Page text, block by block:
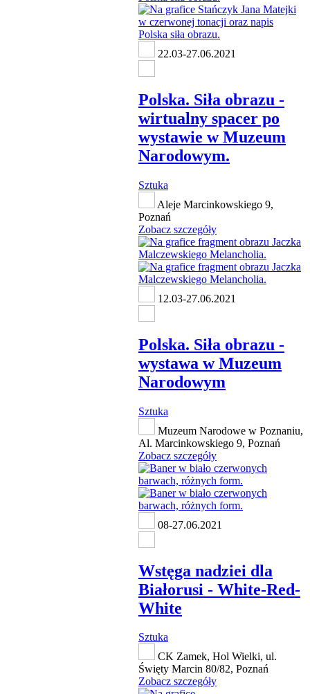
22.03-27.06.2021
Polska. Siła obrazu -
wirtualny spacer po
wystawie w Muzeum
Narodowym.
Sztuka
Aleje Marcinkowskiego 9,
Poznań
Zobacz szczegóły
12.03-27.06.2021
Polska. Siła obrazu -
wystawa w Muzeum
Narodowym
Sztuka
Muzeum Narodowe w Poznaniu,
Al. Marcinkowskiego 9, Poznań
Zobacz szczegóły
08-27.06.2021
Wstęga nadziei dla
Białorusi - White-Red-
White
Sztuka
CK Zamek, Hol Wielki, ul.
Święty Marcin 80/82, Poznań
Zobacz szczegóły